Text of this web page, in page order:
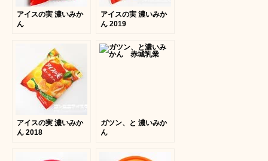
アイスの実 濃いみか
ん
アイスの実 濃いみか
ん 2019
アイスの実 濃いみか
ん 2018
ガツン、と 濃いみか
ん